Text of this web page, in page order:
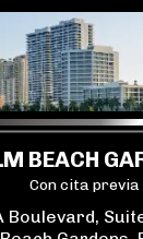
BEACH
Con cita previa
Boulevard,